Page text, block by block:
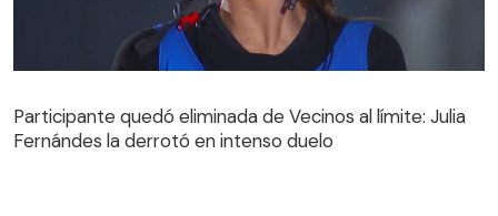
Fernándes la derrotó en intenso duelo
Participante quedó eliminada de Vecinos al límite: Julia
Fernándes la derrotó en intenso duelo